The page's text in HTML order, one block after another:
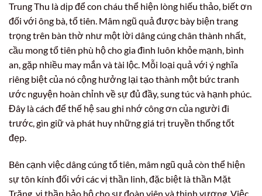
Trung Thu là dịp để con cháu thể hiện lòng hiếu thảo, biết ơn
đối với ông bà, tổ tiên. Mâm ngũ quả được bày biện trang
trọng trên bàn thờ như một lời dâng cúng chân thành nhất,
cầu mong tổ tiên phù hộ cho gia đình luôn khỏe mạnh, bình
an, gặp nhiều may mắn và tài lộc. Mỗi loại quả với ý nghĩa
riêng biệt của nó cộng hưởng lại tạo thành một bức tranh
ước nguyện hoàn chỉnh về sự đủ đầy, sung túc và hạnh phúc.
Đây là cách để thế hệ sau ghi nhớ công ơn của người đi
trước, gìn giữ và phát huy những giá trị truyền thống tốt
đẹp.
Bên cạnh việc dâng cúng tổ tiên, mâm ngũ quả còn thể hiện
sự tôn kính đối với các vị thần linh, đặc biệt là thần Mặt
Trăng, vị thần bảo hộ cho sự đoàn viên và thịnh vượng. Việc